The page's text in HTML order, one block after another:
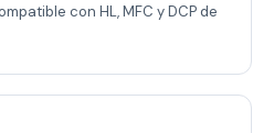
con HL, MFC y DCP de